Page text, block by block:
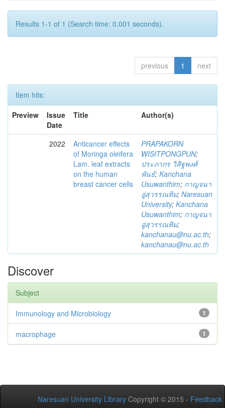
Results 1-1 of 1 (Search time: 0.001 seconds).
previous 1 next
Item hits:
Preview
Issue
Date
Title Author(s)
2022
Anticancer effects
of Moringa oleifera
Lam. leaf extracts
on the human
breast cancer cells
PRAPAKORN
WISITPONGPUN;
ประภากร วิสิฐพงศ์
พันธ์; Kanchana
Usuwanthim; กาญจนา
อู่สุวรรณทิม; Naresuan
University; Kanchana
Usuwanthim; กาญจนา
อู่สุวรรณทิม;
kanchanau@nu.ac.th;
kanchanau@nu.ac.th
Discover
Subject
1
Immunology and Microbiology
1
macrophage
Naresuan University Library Copyright © 2015 - Feedback